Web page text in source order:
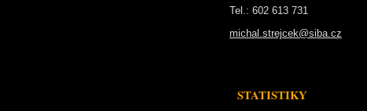
Tel.: 602 613 731
michal.strejcek@siba.cz
STATISTIKY